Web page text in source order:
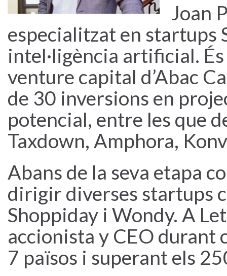
Joan
especialitzat en startups
intel·ligència artificial.
venture capital d’Abac
de 30 inversions en
potencial, entre les que
Taxdown, Amphora,
Abans de la seva etapa
dirigir diverses startups
Shoppiday i Wondy. A
accionista y CEO durant
7 països i superant els